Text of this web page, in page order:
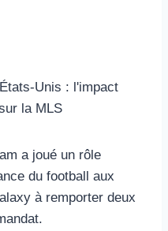
a joué un rôle
du football aux
à remporter deux